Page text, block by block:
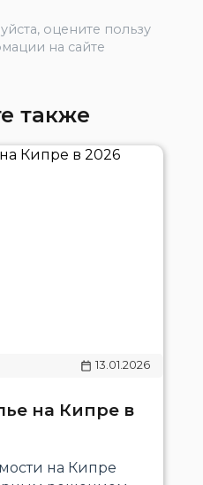
оцените пользу
на сайте
также
13.01.2026
на Кипре в
на Кипре